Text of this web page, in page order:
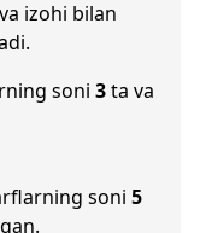
izohi bilan
soni 3ta va
soni 5